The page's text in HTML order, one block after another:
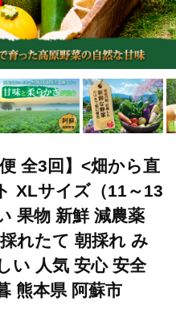
全3回】<畑から直
XLサイズ（11～13
果物 新鮮 減農薬
れたて 朝採れ み
い 人気 安心 安全
熊本県 阿蘇市